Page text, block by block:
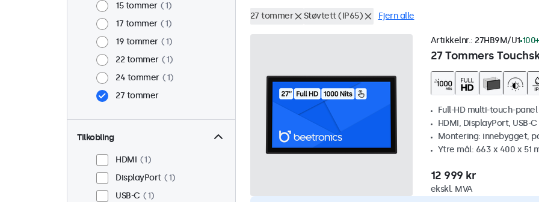
15 tommer
1
17 tommer
1
19 tommer
1
22 tommer
1
24 tommer
1
27 tommer
Tilkobling
HDMI
1
DisplayPort
1
USB-C
1
27 tommer Støvtett (IP65) Fjern alle
27 Tommers
Artikkelnr.: 27HB9M/U1
Full-HD multi-touch-
HDMI, DisplayPort, USB-
Montering: innebygget,
Ytre mål: 663 x 400 x 51
12 999 kr
ekskl. MVA